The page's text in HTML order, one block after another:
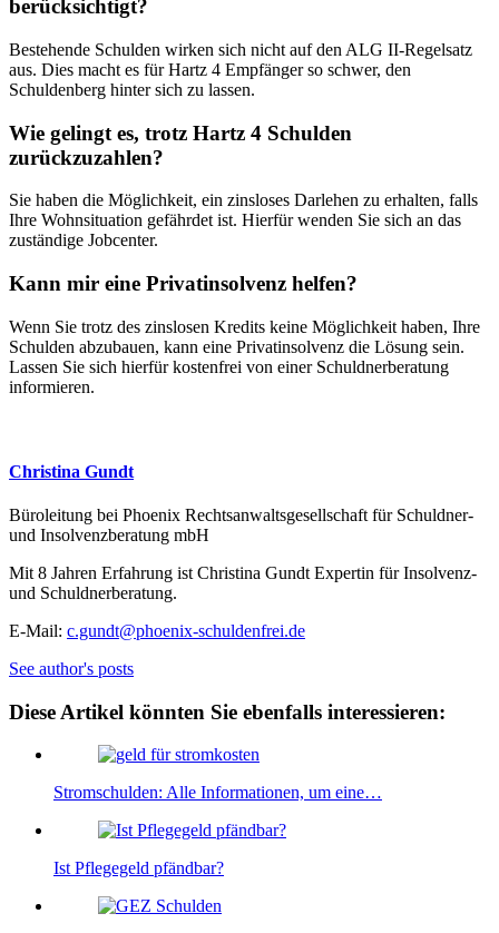
berücksichtigt?
Bestehende Schulden wirken sich nicht auf den ALG II-Regelsatz
aus. Dies macht es für Hartz 4 Empfänger so schwer, den
Schuldenberg hinter sich zu lassen.
Wie gelingt es, trotz Hartz 4 Schulden
zurückzuzahlen?
Sie haben die Möglichkeit, ein zinsloses Darlehen zu erhalten, falls
Ihre Wohnsituation gefährdet ist. Hierfür wenden Sie sich an das
zuständige Jobcenter.
Kann mir eine Privatinsolvenz helfen?
Wenn Sie trotz des zinslosen Kredits keine Möglichkeit haben, Ihre
Schulden abzubauen, kann eine Privatinsolvenz die Lösung sein.
Lassen Sie sich hierfür kostenfrei von einer Schuldnerberatung
informieren.
Christina Gundt
Büroleitung bei Phoenix Rechtsanwaltsgesellschaft für Schuldner-
und Insolvenzberatung mbH
Mit 8 Jahren Erfahrung ist Christina Gundt Expertin für Insolvenz-
und Schuldnerberatung.
E-Mail: c.gundt@phoenix-schuldenfrei.de
See author's posts
Diese Artikel könnten Sie ebenfalls interessieren:
Stromschulden: Alle Informationen, um eine…
Ist Pflegegeld pfändbar?